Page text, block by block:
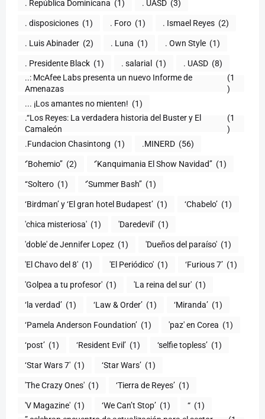
. República Dominicana (1) . UASD (3)
. disposiciones (1) . Foro (1) . Ismael Reyes (2)
. Luis Abinader (2) . Luna (1) . Own Style (1)
. Presidente Black (1) . salarial (1) . UASD (8)
..: McAfee Labs presenta un nuevo Informe de
(1
)
... ¡Los amantes no mienten! (1)
.“Los Reyes: La verdadera historia del Buster y El
Camaleón
(1
)
.Fundacion Chasintong (1) .MINERD (56)
‘’Bohemio’’ (2) ‘’Kanquimania El Show Navidad’’ (1)
‘‘Soltero (1) ‘’Summer Bash’’ (1)
‘Birdman’ y ‘El gran hotel Budapest’ (1) ‘Chabelo’ (1)
'chica misteriosa' (1) 'Daredevil' (1)
'doble' de Jennifer Lopez (1) 'Dueños del paraíso' (1)
'El Chavo del 8' (1) 'El Periódico' (1) ‘Furious 7’ (1)
'Golpea a tu profesor' (1) 'La reina del sur' (1)
‘la verdad’ (1) ‘Law & Order’ (1) ‘Miranda’ (1)
‘Pamela Anderson Foundation’ (1) 'paz' en Corea (1)
‘post’ (1) ‘Resident Evil’ (1) ‘selfie topless’ (1)
‘Star Wars 7′ (1) ‘Star Wars’ (1)
'The Crazy Ones' (1) ‘Tierra de Reyes’ (1)
'V Magazine' (1) ‘We Can’t Stop’ (1) “ (1)